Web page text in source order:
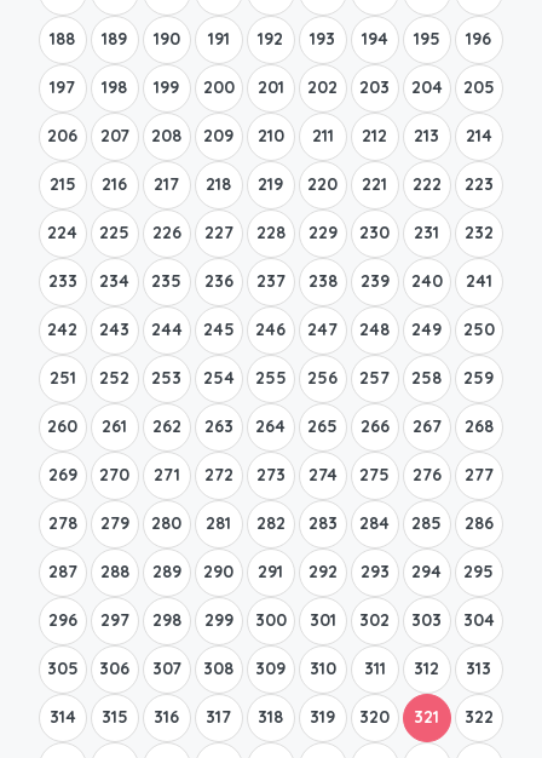
188 189 190 191 192 193 194 195 196
197 198 199 200 201 202 203 204 205
206 207 208 209 210 211 212 213 214
215 216 217 218 219 220 221 222 223
224 225 226 227 228 229 230 231 232
233 234 235 236 237 238 239 240 241
242 243 244 245 246 247 248 249 250
251 252 253 254 255 256 257 258 259
260 261 262 263 264 265 266 267 268
269 270 271 272 273 274 275 276 277
278 279 280 281 282 283 284 285 286
287 288 289 290 291 292 293 294 295
296 297 298 299 300 301 302 303 304
305 306 307 308 309 310 311 312 313
314 315 316 317 318 319 320 321 322